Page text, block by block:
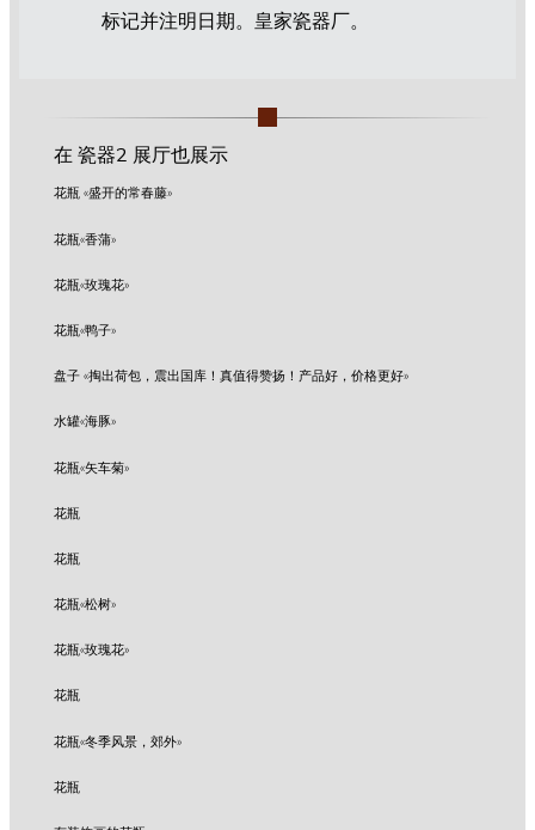
标记并注明日期。皇家瓷器厂。
在 瓷器2 展厅也展示
花瓶 «盛开的常春藤»
花瓶«香蒲»
花瓶«玫瑰花»
花瓶«鸭子»
盘子 «掏出荷包，震出国库！真值得赞扬！产品好，价格更好»
水罐«海豚»
花瓶«矢车菊»
花瓶
花瓶
花瓶«松树»
花瓶«玫瑰花»
花瓶
花瓶«冬季风景，郊外»
花瓶